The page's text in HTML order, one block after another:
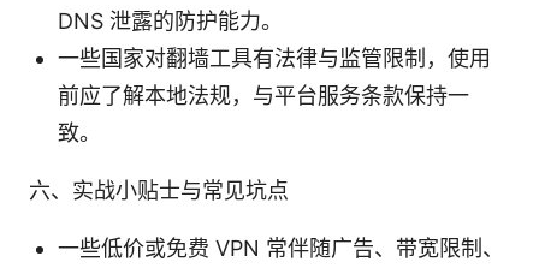
DNS 泄露的防护能力。
一些国家对翻墙工具有法律与监管限制，使用
前应了解本地法规，与平台服务条款保持一
致。
六、实战小贴士与常见坑点
一些低价或免费 VPN 常伴随广告、带宽限制、